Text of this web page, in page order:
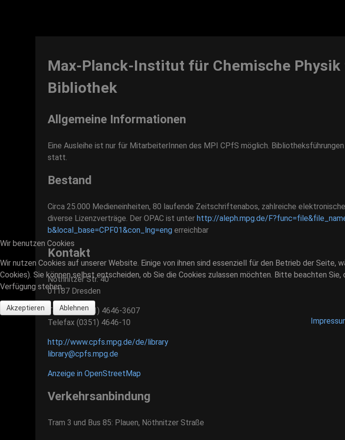
Max-Planck-Institut für Chemische
Bibliothek
Allgemeine Informationen
Eine Ausleihe ist nur für MitarbeiterInnen des MPI CPfS möglich. Bibliotheksführungen
statt.
Bestand
Circa 25.000 Medieneinheiten, 80 laufende Zeitschriftenabos, zahlreiche
diverse Lizenzverträge. Der OPAC ist unter http://aleph.mpg.de/
b&local_base=CPF01&con_lng=eng erreichbar
Kontakt
Nöthnitzer Str. 40
01187 Dresden
Telefon(0351) 4646-3607
Telefax (0351) 4646-10
http://www.cpfs.mpg.de/de/library
library@cpfs.mpg.de
Anzeige in OpenStreetMap
Verkehrsanbindung
Tram 3 und Bus 85: Plauen, Nöthnitzer Straße
Wir benutzen Cookies
Wir nutzen Cookies auf unserer Website. Einige von ihnen sind essenziell für den Betrieb der
Cookies). Sie können selbst entscheiden, ob Sie die Cookies zulassen möchten. Bitte beachten
Verfügung stehen.
Akzeptieren Ablehnen